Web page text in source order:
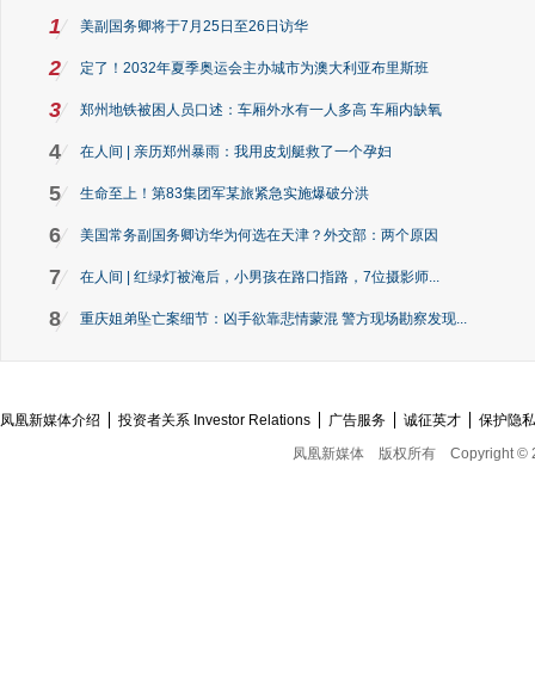
1 美副国务卿将于7月25日至26日访华
2 定了！2032年夏季奥运会主办城市为澳大利亚布里斯班
3 郑州地铁被困人员口述：车厢外水有一人多高 车厢内缺氧
4 在人间 | 亲历郑州暴雨：我用皮划艇救了一个孕妇
5 生命至上！第83集团军某旅紧急实施爆破分洪
6 美国常务副国务卿访华为何选在天津？外交部：两个原因
7 在人间 | 红绿灯被淹后，小男孩在路口指路，7位摄影师...
8 重庆姐弟坠亡案细节：凶手欲靠悲情蒙混 警方现场勘察发现...
凤凰新媒体介绍 投资者关系 Investor Relations 广告服务 诚征英才
保护隐
凤凰新媒体
版权所有 Copyright ©